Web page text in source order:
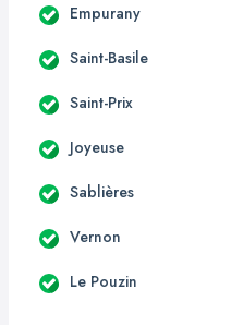
Empurany
Saint-Basile
Saint-Prix
Joyeuse
Sablières
Vernon
Le Pouzin